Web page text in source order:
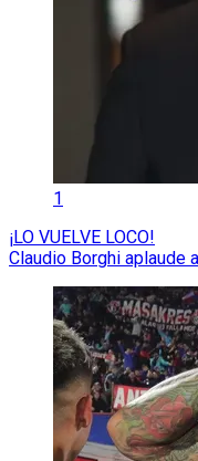
1
¡LO VUELVE LOCO!
Claudio Borghi aplaude